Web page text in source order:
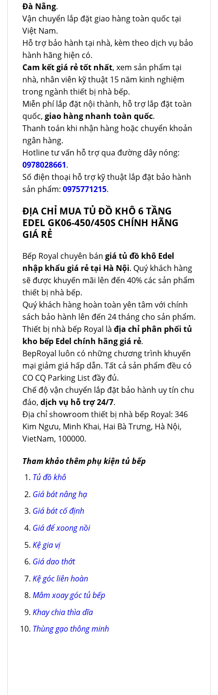
Đà Nẵng.
Vận chuyển lắp đặt giao hàng toàn quốc tại
Việt Nam.
Hỗ trợ bảo hành tại nhà, kèm theo dịch vụ bảo
hành hãng hiện có.
Cam kết giá rẻ tốt nhất, xem sản phẩm tại
nhà, nhân viên kỹ thuật 15 năm kinh nghiệm
trong ngành thiết bị nhà bếp.
Miễn phí lắp đặt nội thành, hỗ trợ lắp đặt toàn
quốc, giao hàng nhanh toàn quốc.
Thanh toán khi nhận hàng hoặc chuyển khoản
ngân hàng.
Hotline tư vấn hỗ trợ qua đường dây nóng:
0978028661.
Số điện thoại hỗ trợ kỹ thuật lắp đặt bảo hành
sản phẩm: 0975771215.
ĐỊA CHỈ MUA TỦ ĐỒ KHÔ 6 TẦNG
EDEL GK06-450/450S CHÍNH HÃNG
GIÁ RẺ
Bếp Royal chuyên bán giá tủ đồ khô Edel
nhập khẩu giá rẻ tại Hà Nội. Quý khách hàng
sẽ được khuyến mãi lên đến 40% các sản phẩm
thiết bị nhà bếp.
Quý khách hàng hoàn toàn yên tâm với chính
sách bảo hành lên đến 24 tháng cho sản phẩm.
Thiết bị nhà bếp Royal là địa chỉ phân phối tủ
kho bếp Edel chính hãng giá rẻ.
BepRoyal luôn có những chương trình khuyến
mại giảm giá hấp dẫn. Tất cả sản phẩm đều có
CO CQ Parking List đầy đủ.
Chế độ vận chuyển lắp đặt bảo hành uy tín chu
đáo, dịch vụ hỗ trợ 24/7.
Địa chỉ showroom thiết bị nhà bếp Royal: 346
Kim Ngưu, Minh Khai, Hai Bà Trưng, Hà Nội,
VietNam, 100000.
Tham khảo thêm phụ kiện tủ bếp
Tủ đồ khô
Giá bát nâng hạ
Giá bát cố định
Giá để xoong nồi
Kệ gia vị
Giá dao thớt
Kệ góc liên hoàn
Mâm xoay góc tủ bếp
Khay chia thìa dĩa
Thùng gạo thông minh